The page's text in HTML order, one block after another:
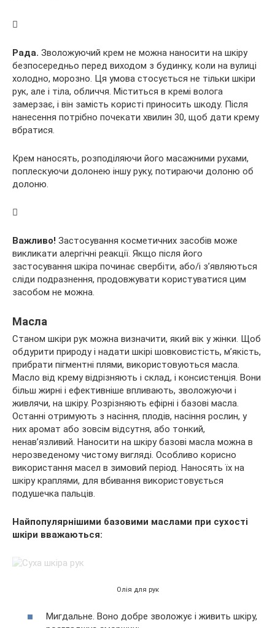
Рада. Зволожуючий крем не можна наносити на шкіру
безпосередньо перед виходом з будинку, коли на вулиці
холодно, морозно. Ця умова стосується не тільки шкіри
рук, але і тіла, обличчя. Міститься в кремі волога
замерзає, і він замість користі приносить шкоду. Після
нанесення потрібно почекати хвилин 30, щоб дати крему
вбратися.
Крем наносять, розподіляючи його масажними рухами,
поплескуючи долонею іншу руку, потираючи долоню об
долоню.
Важливо! Застосування косметичних засобів може
викликати алергічні реакції. Якщо після його
застосування шкіра починає свербіти, або/і з’являються
сліди подразнення, продовжувати користуватися цим
засобом не можна.
Масла
Станом шкіри рук можна визначити, який вік у жінки. Щоб
обдурити природу і надати шкірі шовковистість, м’якість,
прибрати пігментні плями, використовуються масла.
Масло від крему відрізняють і склад, і консистенція. Вони
більш жирні і ефективніше впливають, зволожуючи і
живлячи, на шкіру. Розрізняють ефірні і базові масла.
Останні отримують з насіння, плодів, насіння рослин, у
них аромат або зовсім відсутня, або тонкий,
ненав’язливий. Наносити на шкіру базові масла можна в
нерозведеному чистому вигляді. Особливо корисно
використання масел в зимовий період. Наносять їх на
шкіру краплями, для вбивання використовується
подушечка пальців.
Найпопулярнішими базовими маслами при сухості
шкіри вважаються:
Олія для рук
Мигдальне. Воно добре зволожує і живить шкіру,